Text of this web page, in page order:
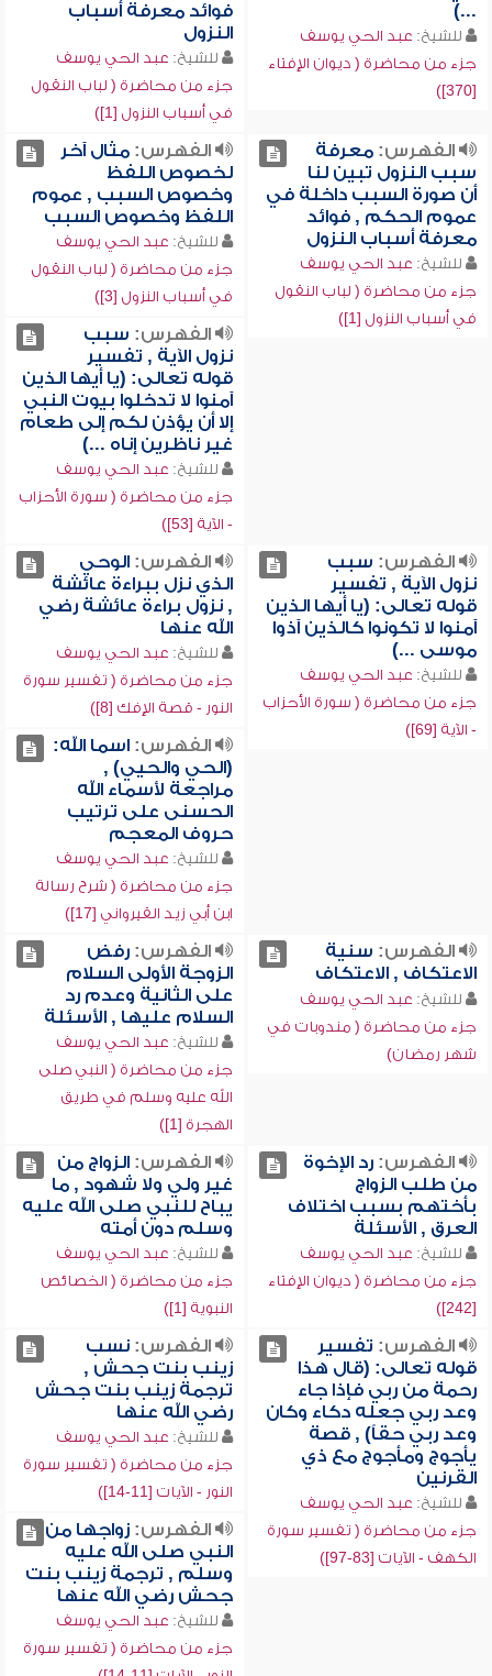
...)
للشيخ: عبد الحي يوسف
جزء من محاضرة ( ديوان الإفتاء
[370])
فوائد معرفة أسباب
النزول
للشيخ: عبد الحي يوسف
جزء من محاضرة ( لباب النقول
في أسباب النزول [1])
الفهرس:معرفة
سبب النزول تبين لنا
أن صورة السبب داخلة في
عموم الحكم , فوائد
معرفة أسباب النزول
للشيخ: عبد الحي يوسف
جزء من محاضرة ( لباب النقول
في أسباب النزول [1])
الفهرس:مثال آخر
لخصوص اللفظ
وخصوص السبب , عموم
اللفظ وخصوص السبب
للشيخ: عبد الحي يوسف
جزء من محاضرة ( لباب النقول
في أسباب النزول [3])
الفهرس: سبب
نزول الآية , تفسير
قوله تعالى: (يا أيها الذين
آمنوا لا تدخلوا بيوت النبي
إلا أن يؤذن لكم إلى طعام
غير ناظرين إناه ...)
للشيخ: عبد الحي يوسف
جزء من محاضرة ( سورة الأحزاب
- الآية [53])
الفهرس: سبب
نزول الآية , تفسير
قوله تعالى: (يا أيها الذين
آمنوا لا تكونوا كالذين آذوا
موسى ...)
للشيخ: عبد الحي يوسف
جزء من محاضرة ( سورة الأحزاب
- الآية [69])
الفهرس:الوحي
الذي نزل ببراءة عائشة
, نزول براءة عائشة رضي
الله عنها
للشيخ: عبد الحي يوسف
جزء من محاضرة ( تفسير سورة
النور - قصة الإفك [8])
الفهرس:اسما الله:
(الحي والحيي) ,
مراجعة لأسماء الله
الحسنى على ترتيب
حروف المعجم
للشيخ: عبد الحي يوسف
جزء من محاضرة ( شرح رسالة
ابن أبي زيد القيرواني [17])
الفهرس: سنية
الاعتكاف , الاعتكاف
للشيخ: عبد الحي يوسف
جزء من محاضرة ( مندوبات في
شهر رمضان)
الفهرس:رفض
الزوجة الأولى السلام
على الثانية وعدم رد
السلام عليها , الأسئلة
للشيخ: عبد الحي يوسف
جزء من محاضرة ( النبي صلى
الله عليه وسلم في طريق
الهجرة [1])
الفهرس:رد الإخوة
من طلب الزواج
بأختهم بسبب اختلاف
العرق , الأسئلة
للشيخ: عبد الحي يوسف
جزء من محاضرة ( ديوان الإفتاء
[242])
الفهرس:الزواج من
غير ولي ولا شهود , ما
يباح للنبي صلى الله عليه
وسلم دون أمته
للشيخ: عبد الحي يوسف
جزء من محاضرة ( الخصائص
النبوية [1])
الفهرس: تفسير
قوله تعالى: (قال هذا
رحمة من ربي فإذا جاء
وعد ربي جعله دكاء وكان
وعد ربي حقاً) , قصة
يأجوج ومأجوج مع ذي
القرنين
للشيخ: عبد الحي يوسف
جزء من محاضرة ( تفسير سورة
الكهف - الآيات [83-97])
الفهرس:نسب
زينب بنت جحش ,
ترجمة زينب بنت جحش
رضي الله عنها
للشيخ: عبد الحي يوسف
جزء من محاضرة ( تفسير سورة
النور - الآيات [11-14])
الفهرس:زواجها من
النبي صلى الله عليه
وسلم , ترجمة زينب بنت
جحش رضي الله عنها
للشيخ: عبد الحي يوسف
جزء من محاضرة ( تفسير سورة